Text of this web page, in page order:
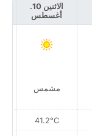
الاثنين 10.
أغسطس
مشمس
41.2°C